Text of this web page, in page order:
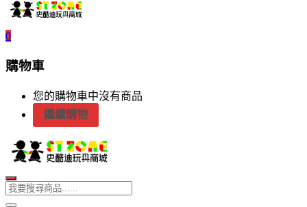
0
購物車
您的購物車中沒有商品
繼續購物